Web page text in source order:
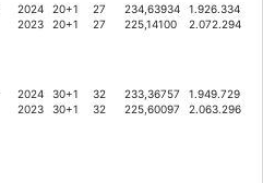
2024
2023
20+1
20+1
27
27
234,63934
225,14100
1.926.334
2.072.294
2024
2023
30+1
30+1
32
32
233,36757
225,60097
1.949.729
2.063.296